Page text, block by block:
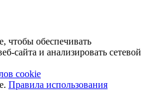
чтобы обеспечивать
сайта и анализировать сетевой
cookie
Правила использования